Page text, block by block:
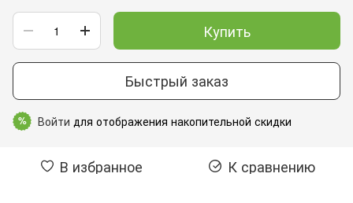
Купить
Быстрый заказ
% Войти для отображения накопительной скидки
В избранное К сравнению